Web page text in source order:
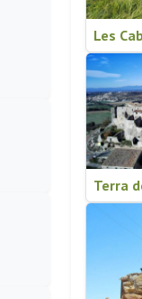
Les
Terra